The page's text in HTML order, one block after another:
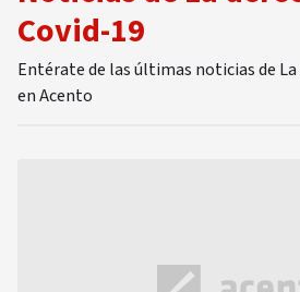
Covid-19
Entérate de las últimas noticias de La
en Acento